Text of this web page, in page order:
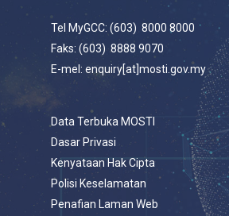
Tel MyGCC: (603) 8000 8000
Faks: (603) 8888 9070
E-mel: enquiry[at]mosti.gov.my
Data Terbuka MOSTI
Dasar Privasi
Kenyataan Hak Cipta
Polisi Keselamatan
Penafian Laman Web